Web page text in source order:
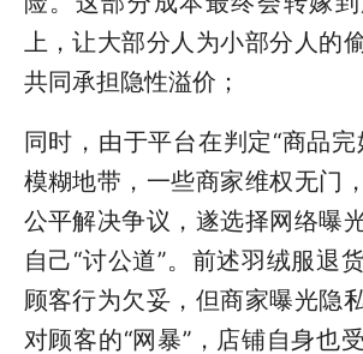
上，让大部分人为小部分人的
共同承担隐性溢价；
同时，由于平台在判定“商品完
模糊地带，一些商家维权无门
公平解决争议，遂选择网络曝
自己“讨公道”。前述羽绒服退
顾客行为欠妥，但商家曝光隐
对顾客的“网暴”，店铺自身也